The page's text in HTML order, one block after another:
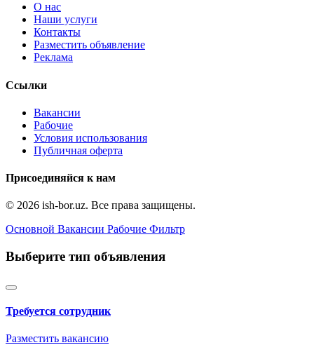
О нас
Наши услуги
Контакты
Разместить объявление
Реклама
Ссылки
Вакансии
Рабочие
Условия использования
Публичная оферта
Присоединяйся к нам
© 2026 ish-bor.uz. Все права защищены.
Основной Вакансии Рабочие Фильтр
Выберите тип объявления
Требуется сотрудник
Разместить вакансию